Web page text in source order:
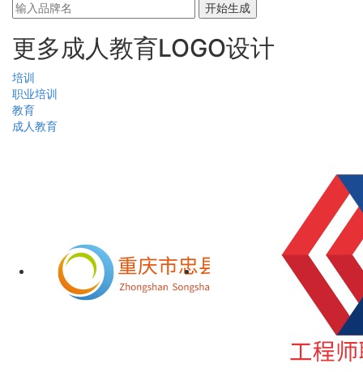
开始生成
更多成人教育LOGO设计
培训
职业培训
教育
成人教育